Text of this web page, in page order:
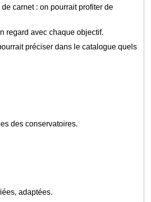
carnet : on pourrait profiter de
regard avec chaque objectif.
préciser dans le catalogue quels
des conservatoires.
adaptées.